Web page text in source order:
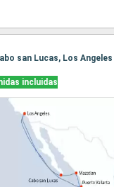
san Lucas, Los Angeles
incluidas